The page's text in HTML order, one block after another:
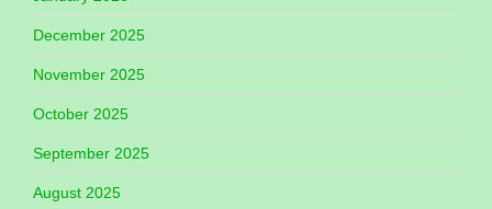
December 2025
November 2025
October 2025
September 2025
August 2025